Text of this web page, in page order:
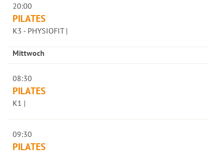
20:00
PILATES
K3 - PHYSIOFIT |
Mittwoch
08:30
PILATES
K1 |
09:30
PILATES